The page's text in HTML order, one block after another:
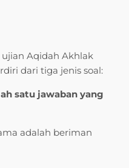
Aqidah Akhlak
dari tiga jenis soal:
satu jawaban yang
adalah beriman